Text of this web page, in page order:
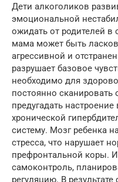
Дети алкоголиков
эмоциональной
ожидать от родителей
мама может быть
агрессивной и
разрушает базовое
необходимо для
постоянно
предугадать
хронической
систему. Мозг ребенка
стресса, что нарушает
префронтальной коры.
самоконтроль,
регуляцию. В